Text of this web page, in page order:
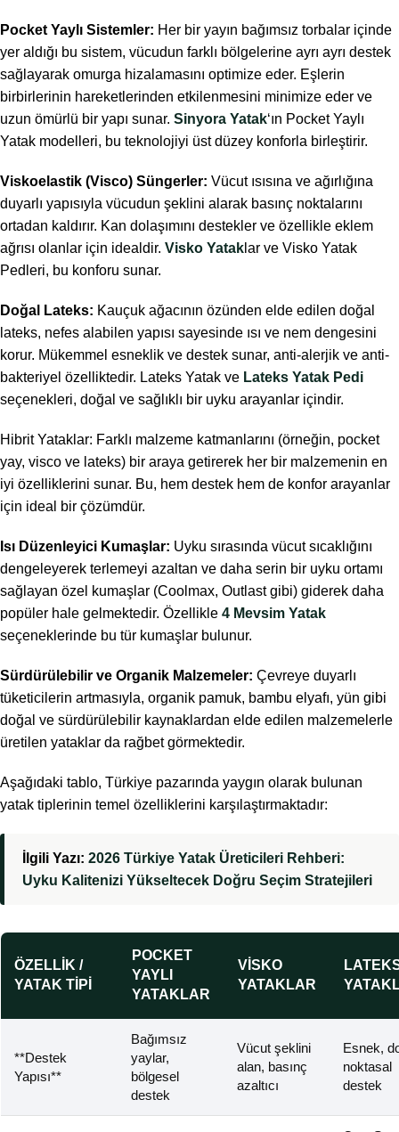
Pocket Yaylı Sistemler: Her bir yayın bağımsız torbalar içinde
yer aldığı bu sistem, vücudun farklı bölgelerine ayrı ayrı destek
sağlayarak omurga hizalamasını optimize eder. Eşlerin
birbirlerinin hareketlerinden etkilenmesini minimize eder ve
uzun ömürlü bir yapı sunar. Sinyora Yatak‘ın Pocket Yaylı
Yatak modelleri, bu teknolojiyi üst düzey konforla birleştirir.
Viskoelastik (Visco) Süngerler: Vücut ısısına ve ağırlığına
duyarlı yapısıyla vücudun şeklini alarak basınç noktalarını
ortadan kaldırır. Kan dolaşımını destekler ve özellikle eklem
ağrısı olanlar için idealdir. Visko Yatak lar ve Visko Yatak
Pedleri, bu konforu sunar.
Doğal Lateks: Kauçuk ağacının özünden elde edilen doğal
lateks, nefes alabilen yapısı sayesinde ısı ve nem dengesini
korur. Mükemmel esneklik ve destek sunar, anti-alerjik ve anti-
bakteriyel özelliktedir. Lateks Yatak ve Lateks Yatak Pedi
seçenekleri, doğal ve sağlıklı bir uyku arayanlar içindir.
Hibrit Yataklar: Farklı malzeme katmanlarını (örneğin, pocket
yay, visco ve lateks) bir araya getirerek her bir malzemenin en
iyi özelliklerini sunar. Bu, hem destek hem de konfor arayanlar
için ideal bir çözümdür.
Isı Düzenleyici Kumaşlar: Uyku sırasında vücut sıcaklığını
dengeleyerek terlemeyi azaltan ve daha serin bir uyku ortamı
sağlayan özel kumaşlar (Coolmax, Outlast gibi) giderek daha
popüler hale gelmektedir. Özellikle 4 Mevsim Yatak
seçeneklerinde bu tür kumaşlar bulunur.
Sürdürülebilir ve Organik Malzemeler: Çevreye duyarlı
tüketicilerin artmasıyla, organik pamuk, bambu elyafı, yün gibi
doğal ve sürdürülebilir kaynaklardan elde edilen malzemelerle
üretilen yataklar da rağbet görmektedir.
Aşağıdaki tablo, Türkiye pazarında yaygın olarak bulunan
yatak tiplerinin temel özelliklerini karşılaştırmaktadır:
İlgili Yazı: 2026 Türkiye Yatak Üreticileri Rehberi:
Uyku Kalitenizi Yükseltecek Doğru Seçim Stratejileri
ÖZELLIK /
YATAK TIPI
POCKET
YAYLI
YATAKLAR
VISKO
YATAKLAR
**Destek
Yapısı**
Bağımsız
yaylar,
bölgesel
destek
Vücut şeklini
alan, basınç
azaltıcı
Esnek,
noktasal
destek